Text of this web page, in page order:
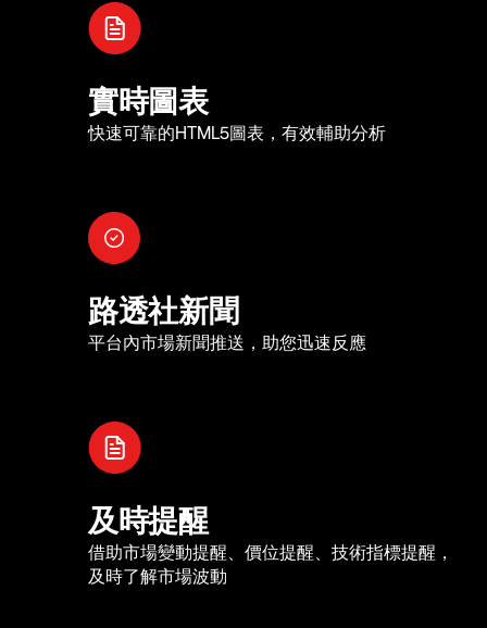
實時圖表
快速可靠的HTML5圖表，有效輔助分析
路透社新聞
平台內市場新聞推送，助您迅速反應
及時提醒
借助市場變動提醒、價位提醒、技術指標提醒，
及時了解市場波動